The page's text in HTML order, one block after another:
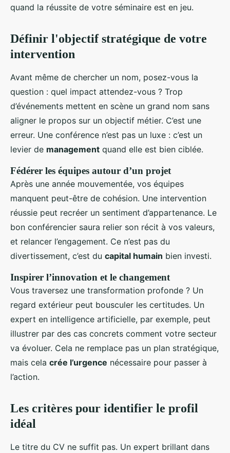
quand la réussite de votre séminaire est en jeu.
Définir l'objectif stratégique de votre
intervention
Avant même de chercher un nom, posez-vous la
question : quel impact attendez-vous ? Trop
d’événements mettent en scène un grand nom sans
aligner le propos sur un objectif métier. C’est une
erreur. Une conférence n’est pas un luxe : c’est un
levier de management quand elle est bien ciblée.
Fédérer les équipes autour d’un projet
Après une année mouvementée, vos équipes
manquent peut-être de cohésion. Une intervention
réussie peut recréer un sentiment d’appartenance. Le
bon conférencier saura relier son récit à vos valeurs,
et relancer l’engagement. Ce n’est pas du
divertissement, c’est du capital humain bien investi.
Inspirer l’innovation et le changement
Vous traversez une transformation profonde ? Un
regard extérieur peut bousculer les certitudes. Un
expert en intelligence artificielle, par exemple, peut
illustrer par des cas concrets comment votre secteur
va évoluer. Cela ne remplace pas un plan stratégique,
mais cela crée l’urgence nécessaire pour passer à
l’action.
Les critères pour identifier le profil
idéal
Le titre du CV ne suffit pas. Un expert brillant dans